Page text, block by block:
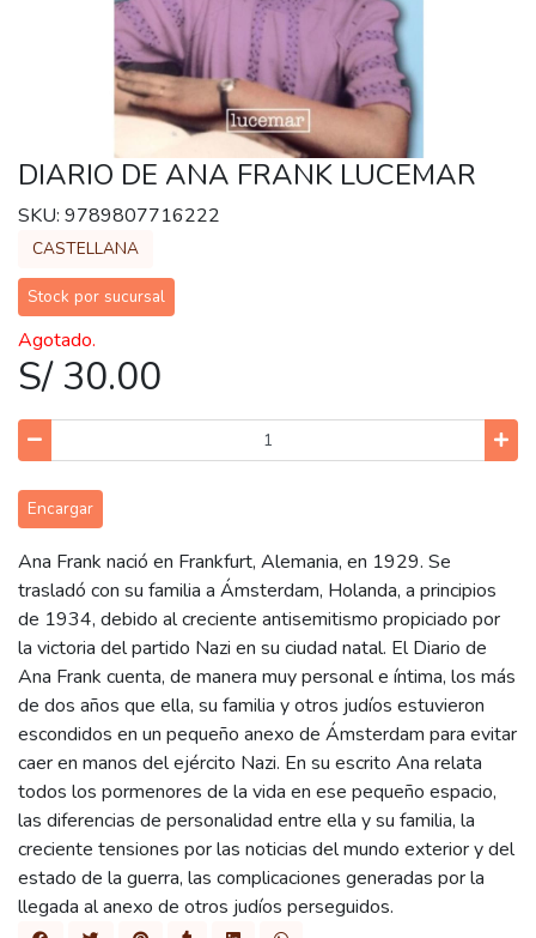
DIARIO DE ANA FRANK LUCEMAR
SKU: 9789807716222
CASTELLANA
Stock por sucursal
Agotado.
S/ 30.00
Encargar
Ana Frank nació en Frankfurt, Alemania, en 1929. Se
trasladó con su familia a Ámsterdam, Holanda, a principios
de 1934, debido al creciente antisemitismo propiciado por
la victoria del partido Nazi en su ciudad natal. El Diario de
Ana Frank cuenta, de manera muy personal e íntima, los más
de dos años que ella, su familia y otros judíos estuvieron
escondidos en un pequeño anexo de Ámsterdam para evitar
caer en manos del ejército Nazi. En su escrito Ana relata
todos los pormenores de la vida en ese pequeño espacio,
las diferencias de personalidad entre ella y su familia, la
creciente tensiones por las noticias del mundo exterior y del
estado de la guerra, las complicaciones generadas por la
llegada al anexo de otros judíos perseguidos.